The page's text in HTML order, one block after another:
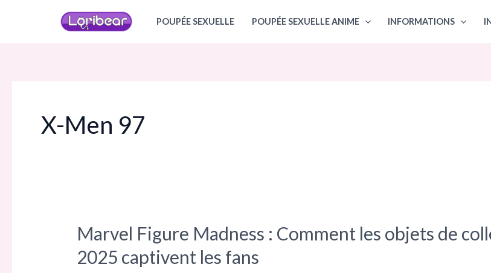
POUPÉE SEXUELLE POUPÉE SEXUELLE ANIME INFORMATIONS
X-Men 97
Marvel Figure Madness : Comment les objets de
2025 captivent les fans
Marvel
Madness :